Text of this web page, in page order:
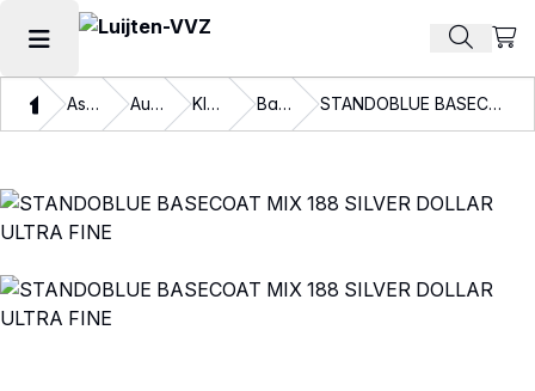
Hoofdmenu openen Zoek
ThuisAssortiment Autolakken Kleurlakken Basislakken STANDOBLUE BASECOAT MIX 188 SILVER DOLLAR ULTRA FINE